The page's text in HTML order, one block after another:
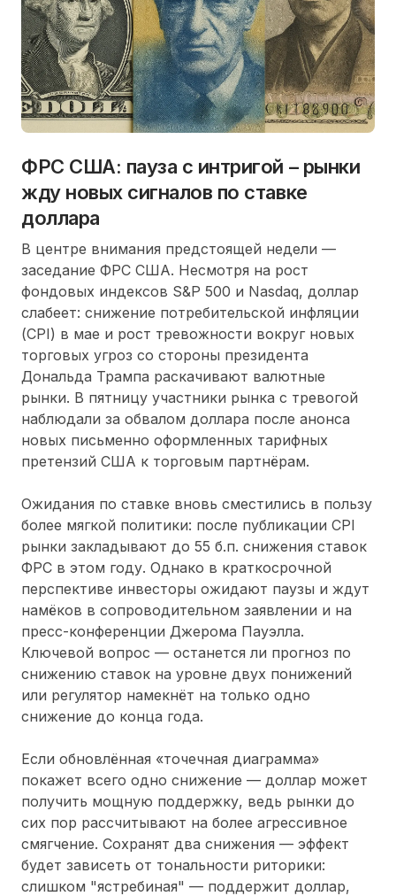
ФРС США: пауза с интригой – рынки
жду новых сигналов по ставке
доллара
В центре внимания предстоящей недели —
заседание ФРС США. Несмотря на рост
фондовых индексов S&P 500 и Nasdaq, доллар
слабеет: снижение потребительской инфляции
(CPI) в мае и рост тревожности вокруг новых
торговых угроз со стороны президента
Дональда Трампа раскачивают валютные
рынки. В пятницу участники рынка с тревогой
наблюдали за обвалом доллара после анонса
новых письменно оформленных тарифных
претензий США к торговым партнёрам.
Ожидания по ставке вновь сместились в пользу
более мягкой политики: после публикации CPI
рынки закладывают до 55 б.п. снижения ставок
ФРС в этом году. Однако в краткосрочной
перспективе инвесторы ожидают паузы и ждут
намёков в сопроводительном заявлении и на
пресс-конференции Джерома Пауэлла.
Ключевой вопрос — останется ли прогноз по
снижению ставок на уровне двух понижений
или регулятор намекнёт на только одно
снижение до конца года.
Если обновлённая «точечная диаграмма»
покажет всего одно снижение — доллар может
получить мощную поддержку, ведь рынки до
сих пор рассчитывают на более агрессивное
смягчение. Сохранят два снижения — эффект
будет зависеть от тональности риторики:
слишком "ястребиная" — поддержит доллар,